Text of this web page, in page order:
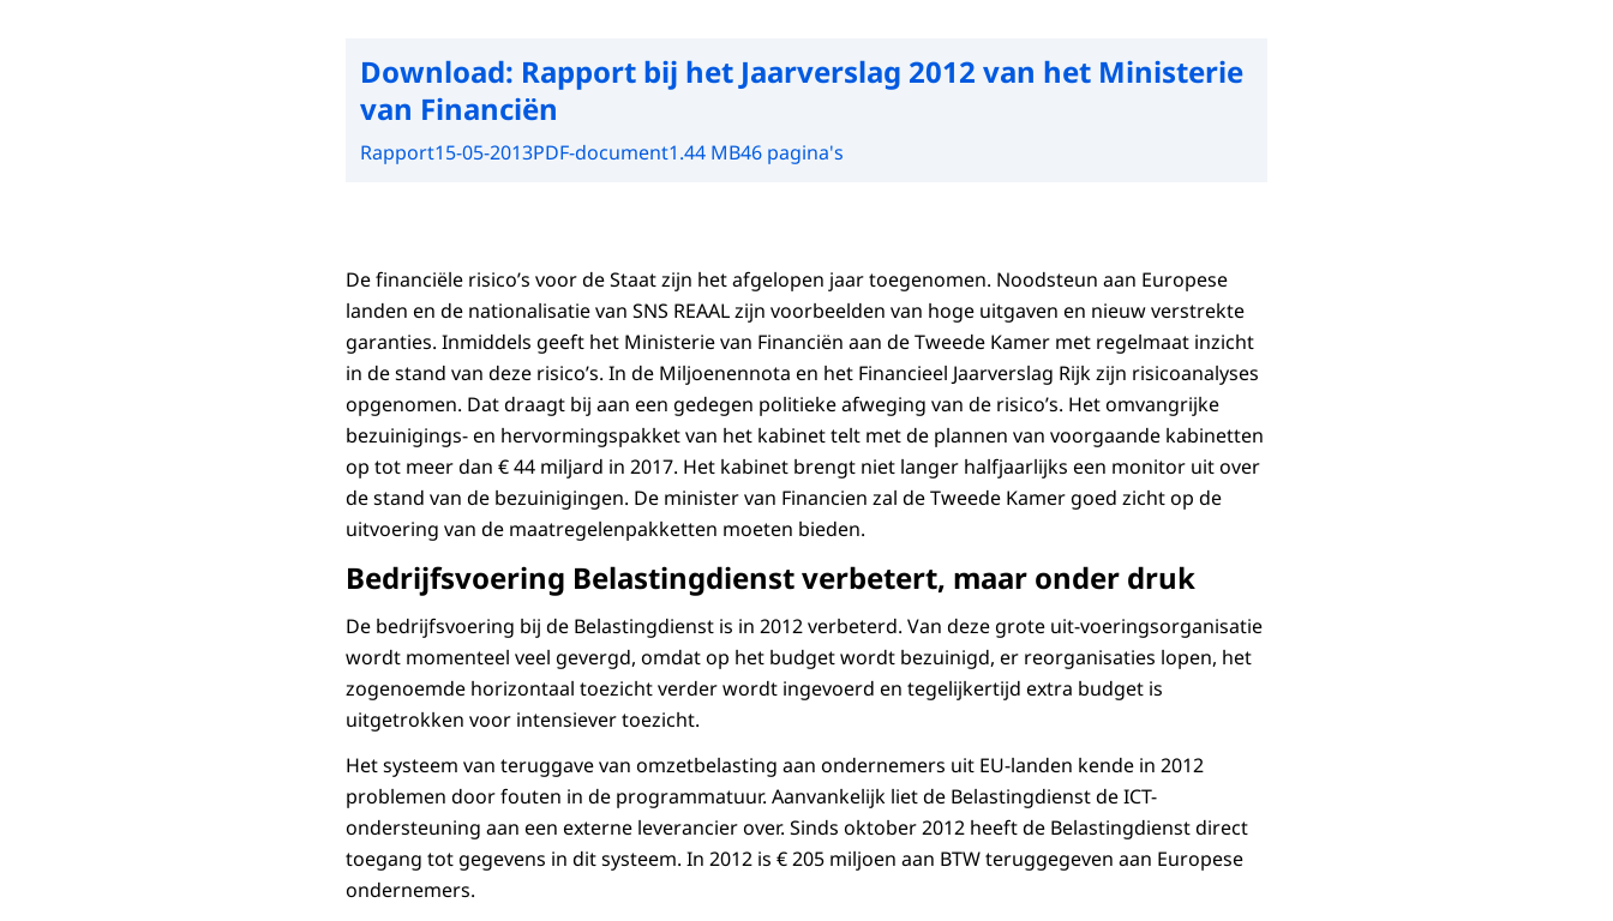
Download: Rapport bij het Jaarverslag 2012 van het Ministerie
van Financiën
Rapport15-05-2013PDF-document1.44 MB46 pagina's
De financiële risico’s voor de Staat zijn het afgelopen jaar toegenomen. Noodsteun aan Europese
landen en de nationalisatie van SNS REAAL zijn voorbeelden van hoge uitgaven en nieuw verstrekte
garanties. Inmiddels geeft het Ministerie van Financiën aan de Tweede Kamer met regelmaat inzicht
in de stand van deze risico’s. In de Miljoenennota en het Financieel Jaarverslag Rijk zijn risicoanalyses
opgenomen. Dat draagt bij aan een gedegen politieke afweging van de risico’s. Het omvangrijke
bezuinigings- en hervormingspakket van het kabinet telt met de plannen van voorgaande kabinetten
op tot meer dan € 44 miljard in 2017. Het kabinet brengt niet langer halfjaarlijks een monitor uit over
de stand van de bezuinigingen. De minister van Financien zal de Tweede Kamer goed zicht op de
uitvoering van de maatregelenpakketten moeten bieden.
Bedrijfsvoering Belastingdienst verbetert, maar onder druk
De bedrijfsvoering bij de Belastingdienst is in 2012 verbeterd. Van deze grote uit-voeringsorganisatie
wordt momenteel veel gevergd, omdat op het budget wordt bezuinigd, er reorganisaties lopen, het
zogenoemde horizontaal toezicht verder wordt ingevoerd en tegelijkertijd extra budget is
uitgetrokken voor intensiever toezicht.
Het systeem van teruggave van omzetbelasting aan ondernemers uit EU-landen kende in 2012
problemen door fouten in de programmatuur. Aanvankelijk liet de Belastingdienst de ICT-
ondersteuning aan een externe leverancier over. Sinds oktober 2012 heeft de Belastingdienst direct
toegang tot gegevens in dit systeem. In 2012 is € 205 miljoen aan BTW teruggegeven aan Europese
ondernemers.